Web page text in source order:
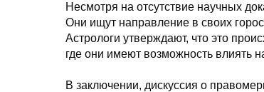
Несмотря на отсутствие научных
Они ищут направление в своих
Астрологи утверждают, что это
где они имеют возможность влиять
В заключении, дискуссия о